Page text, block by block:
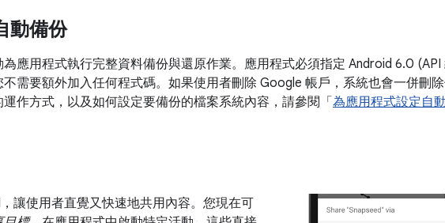
動備份
應用程式執行完整資料備份與還原作業。應用程式必須指定 Android 6.0 (API
不需要額外加入任何程式碼。如果使用者刪除 Google 帳戶，系統也會一併刪
作方式，以及如何設定要備份的檔案系統內容，請參閱「 為應用程式設定自
讓使用者直覺又快速地共用內容。您現在可